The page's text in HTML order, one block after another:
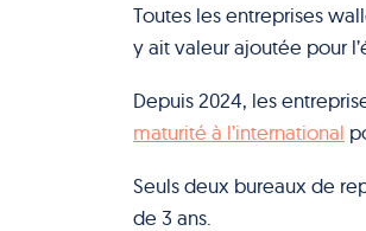
Toutes les entreprises
y ait valeur ajoutée pour
Depuis 2024, les
maturité à l’international
Seuls deux bureaux de
de 3 ans.